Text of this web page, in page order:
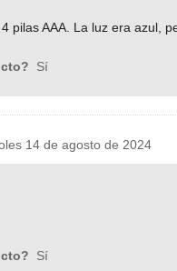
pilas AAA. La luz era azul,
Sí
14 de agosto de 2024
Sí